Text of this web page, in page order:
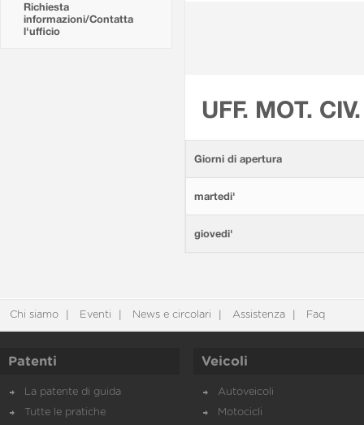
Richiesta
informazioni/Contatta
l'ufficio
UFF. MOT.
Giorni di apertura
martedi'
giovedi'
Chi siamo Eventi News e circolari Assistenza Faq
Patenti
La patente di guida
Tutte le pratiche
Veicoli
Autoveicoli
Motocicli